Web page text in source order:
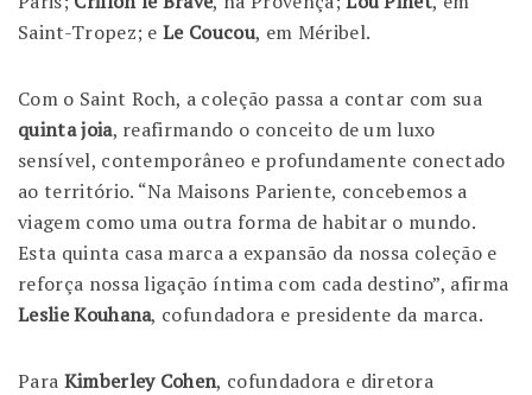
Saint-Tropez; eLe Coucou, em Méribel.
Com o Saint Roch, a coleção passa a contar com sua
quinta joia, reafirmando o conceito de um luxo
sensível, contemporâneo e profundamente conectado
ao território. “Na Maisons Pariente, concebemos a
viagem como uma outra forma de habitar o mundo.
Esta quinta casa marca a expansão da nossa coleção e
reforça nossa ligação íntima com cada destino”, afirma
Leslie Kouhana, cofundadora e presidente da marca.
Para Kimberley Cohen, cofundadora e diretora